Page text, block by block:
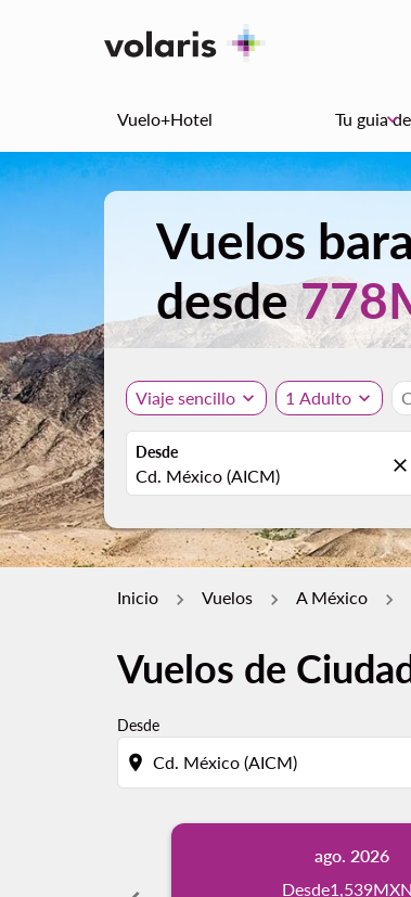
Vuelo+Hotel Tu guiakeyboard_arrow_down
Vuelos
desde
Viaje sencillo expand_more 1 Adulto expand_more
Desde
close
Inicio Vuelos A México
Vuelos de
Desde
location_on
ago. 2026
Desde1,539MXN